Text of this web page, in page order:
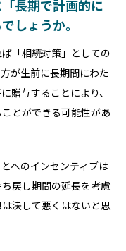
長期で計画的に
しょうか。
「相続対策」としての
が生前に長期間にわた
贈与することにより、
とができる可能性があ
へのインセンティブは
戻し期間の延長を考慮
決して悪くはないと思